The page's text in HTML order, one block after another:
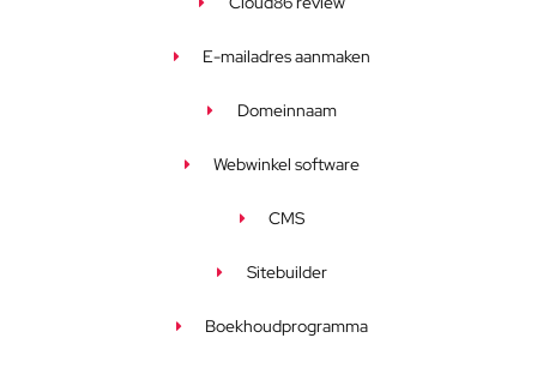
E-mailadres aanmaken
Domeinnaam
Webwinkel software
CMS
Sitebuilder
Boekhoudprogramma